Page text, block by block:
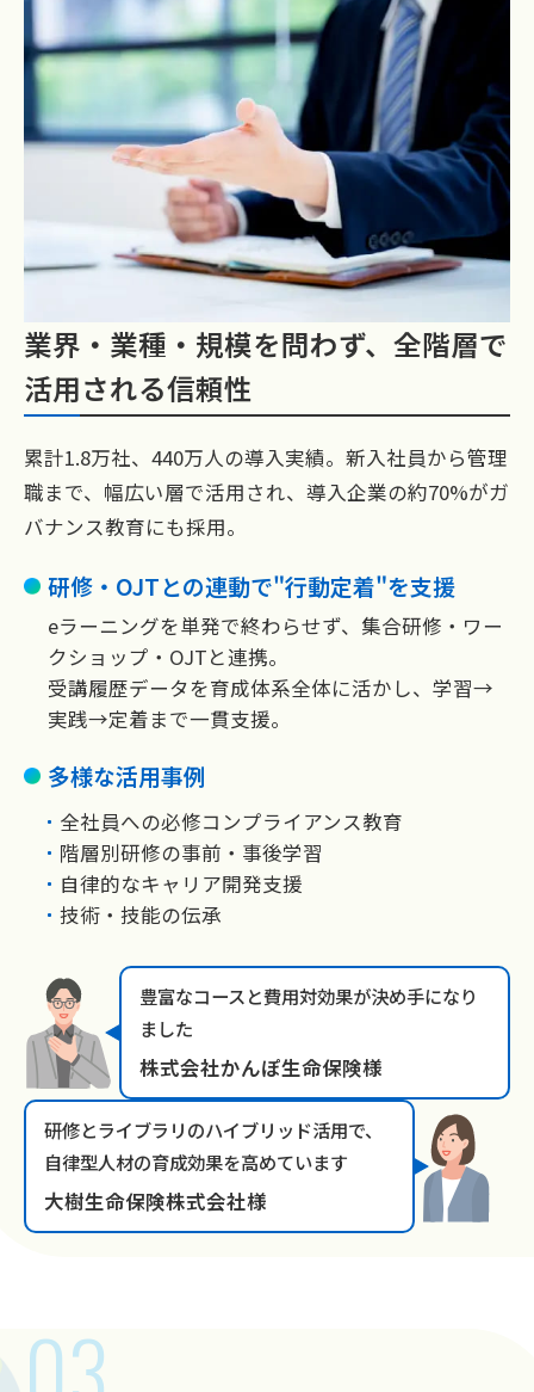
業界・業種・規模を問わず、全階層で
活用される信頼性
累計1.8万社、440万人の導入実績。新入社員から管理
職まで、 幅広い層で活用され、導入企業の約70%がガ
バナンス教育にも採用。
研修・OJTとの連動で"行動定着"を支援
eラーニングを単発で終わらせず、集合研修・ワー
クショップ・OJTと連携。
受講履歴データを育成体系全体に活かし、学習→
実践→定着まで一貫支援。
多様な活用事例
全社員への必修コンプライアンス教育
階層別研修の事前・事後学習
自律的なキャリア開発支援
技術・技能の伝承
豊富なコースと費用対効果が決め手になり
ました
株式会社かんぽ生命保険様
研修とライブラリのハイブリッド活用で、
自律型人材の育成効果を高めています
大樹生命保険株式会社様